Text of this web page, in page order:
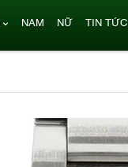
NAM NỮ TIN TỨC